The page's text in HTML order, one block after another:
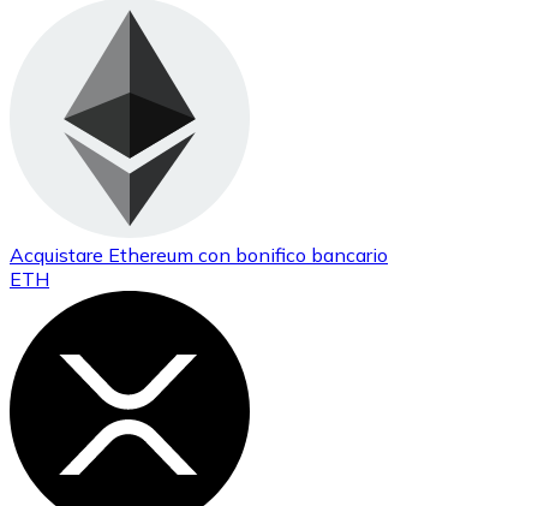
Acquistare Ethereum con bonifico bancario
ETH